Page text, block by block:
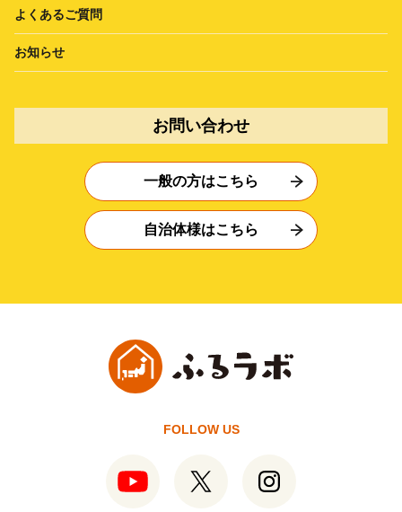
よくあるご質問
お知らせ
お問い合わせ
一般の方はこちら
自治体様はこちら
FOLLOW US